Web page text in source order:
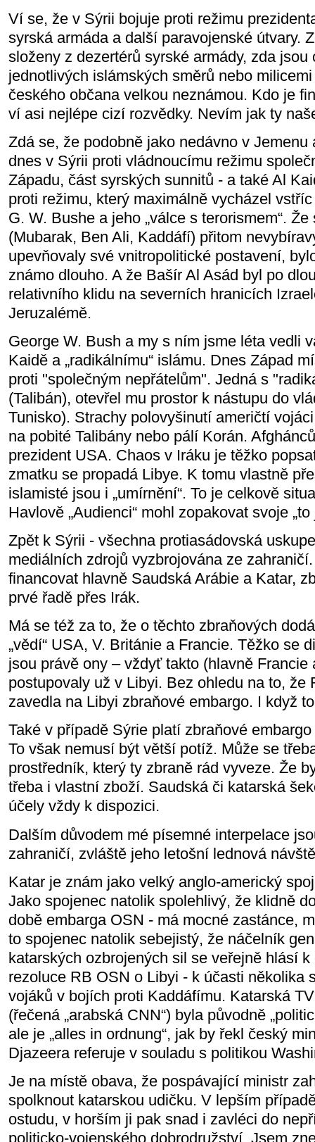
Ví se, že v Sýrii bojuje proti režimu
syrská armáda a další paravojenské útvary.
složeny z dezertérů syrské armády, zda jsou
jednotlivých islámských směrů nebo
českého občana velkou neznámou. Kdo je
ví asi nejlépe cizí rozvědky. Nevím jak ty
Zdá se, že podobně jako nedávno v
dnes v Sýrii proti vládnoucímu režimu
Západu, část syrských sunnitů - a také Al
proti režimu, který maximálně vycházel
G. W. Bushe a jeho „válce s terorismem“.
(Mubarak, Ben Ali, Kaddáfí) přitom
upevňovaly své vnitropolitické postavení,
známo dlouho. A že Bašír Al Asád byl po
relativního klidu na severních hranicích
Jeruzalémě.
George W. Bush a my s ním jsme léta vedli
Kaidě a „radikálnímu“ islámu. Dnes Západ
proti "společným nepřátelům". Jedná s
(Talibán), otevřel mu prostor k nástupu do
Tunisko). Strachy polovyšinutí američtí
na pobité Talibány nebo pálí Korán.
prezident USA. Chaos v Iráku je těžko
zmatku se propadá Libye. K tomu vlastně
islamisté jsou i „umírnění“. To je celkově
Havlově „Audienci“ mohl zopakovat svoje
Zpět k Sýrii - všechna protiasádovská
mediálních zdrojů vyzbrojována ze
financovat hlavně Saudská Arábie a Katar,
prvé řadě přes Irák.
Má se též za to, že o těchto zbraňových
„vědí“ USA, V. Británie a Francie. Těžko se
jsou právě ony – vždyť takto (hlavně Francie
postupovaly už v Libyi. Bez ohledu na to, že
zavedla na Libyi zbraňové embargo. I když
Také v případě Sýrie platí zbraňové
To však nemusí být větší potíž. Může se
prostředník, který ty zbraně rád vyveze. Že
třeba i vlastní zboží. Saudská či katarská
účely vždy k dispozici.
Dalším důvodem mé písemné interpelace
zahraničí, zvláště jeho letošní lednová
Katar je znám jako velký anglo-americký
Jako spojenec natolik spolehlivý, že klidně
době embarga OSN - má mocné zastánce,
to spojenec natolik sebejistý, že náčelník
katarských ozbrojených sil se veřejně hlásí
rezoluce RB OSN o Libyi - k účasti několika
vojáků v bojích proti Kaddáfímu. Katarská
(řečená „arabská CNN“) byla původně
ale je „alles in ordnung“, jak by řekl český
Djazeera referuje v souladu s politikou
Je na místě obava, že pospávající ministr
spolknout katarskou udičku. V lepším
ostudu, v horším ji pak snad i zavléci do
politicko-vojenského dobrodružství. Jsem